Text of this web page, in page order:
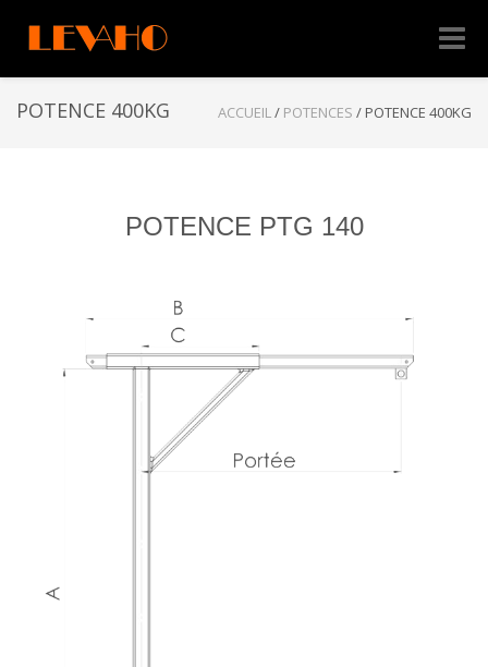
-
POTENCE 400KG ACCUEIL/ POTENCES / POTENCE 400KG
POTENCE PTG 140